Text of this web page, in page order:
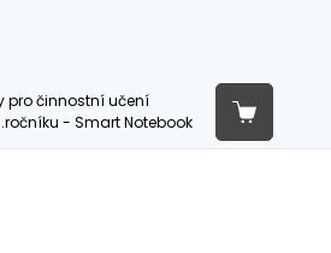
pro činnostní učení
- Smart Notebook